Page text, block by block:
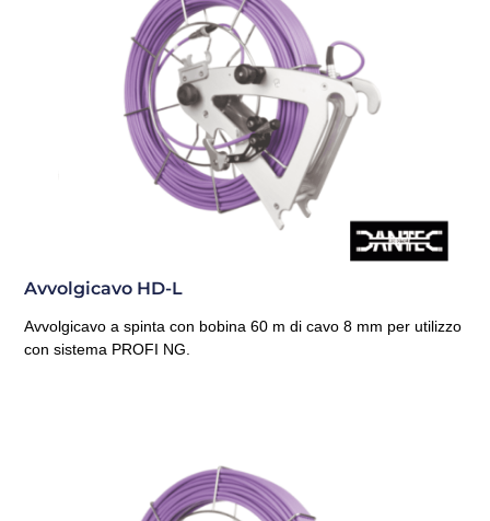
Avvolgicavo HD-L
Avvolgicavo a spinta con bobina 60 m di cavo 8 mm per utilizzo
con sistema PROFI NG.